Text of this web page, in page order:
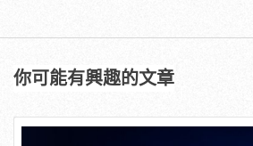
你可能有興趣的文章